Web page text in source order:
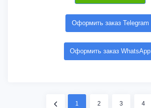
Оформить заказ Telegram
Оформить заказ WhatsApp
1 2 3 4